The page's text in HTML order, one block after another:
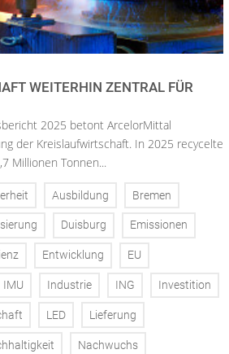
WEITERHIN ZENTRAL FÜR
2025 betont ArcelorMittal
der Kreislaufwirtschaft. In 2025 recycelte
Millionen Tonnen...
Ausbildung Bremen
Duisburg Emissionen
Entwicklung EU
IMU Industrie ING Investition
LED Lieferung
Nachwuchs